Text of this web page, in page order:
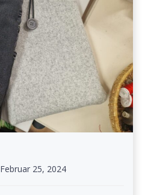
Februar 25, 2024